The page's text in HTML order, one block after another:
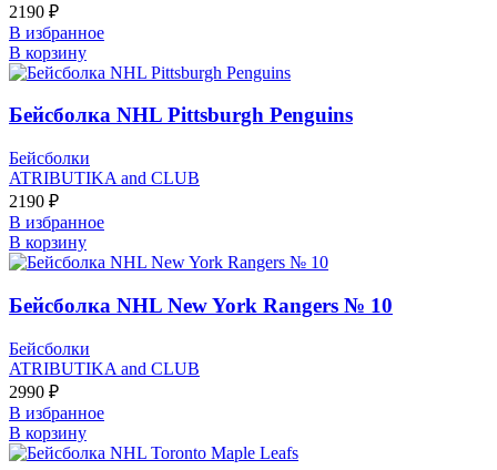
2190 ₽
В избранное
В корзину
Бейсболка NHL Pittsburgh Penguins
Бейсболки
ATRIBUTIKA and CLUB
2190 ₽
В избранное
В корзину
Бейсболка NHL New York Rangers № 10
Бейсболки
ATRIBUTIKA and CLUB
2990 ₽
В избранное
В корзину